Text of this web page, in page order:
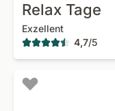
Relax Tage
Exzellent
4,7/5